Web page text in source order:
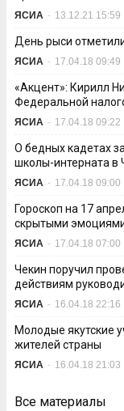
ЯСИА - 13.12.21 15:59
День рыси
ЯСИА - 17.04.18 09:49
«Акцент»: Кирилл
Федеральной
ЯСИА - 17.04.18 09:22
О бедных кадетах
школы-интерната в
ЯСИА - 17.04.18 09:00
Гороскоп на 17
скрытыми
ЯСИА - 17.04.18 07:00
Чекин поручил
действиям
ЯСИА - 16.04.18 22:16
Молодые якутские
жителей страны
ЯСИА - 16.04.18 21:03
Все материалы